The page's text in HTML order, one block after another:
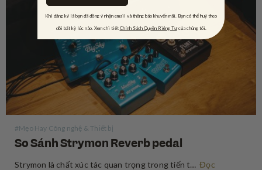
#Mẹo Hay Công nghệ & Thiết bị
So Sánh Strymon Reverb pedal
Strymon là chất xúc tác quan trọng trong tiến trình thay đổi tư duy “chất tiếng analog là hay nhất” trong giới guitar. Sau sự xuất hiện bùng nổ vào năm 2008, Strymon là một trong những công ty tiên phong trong việc ứng dụng con chip DSP để tạo… Đọc
Khi đăng ký là bạn đã đồng ý nhận email và thông báo khuyến mãi. Bạn có thể huỷ theo
dõi bất kỳ lúc nào. Xem chi tiết Chính Sách Quyền Riêng Tưcủa chúng tôi.